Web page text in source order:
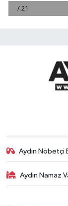
Aydın Nöbetçi
Aydin Namaz